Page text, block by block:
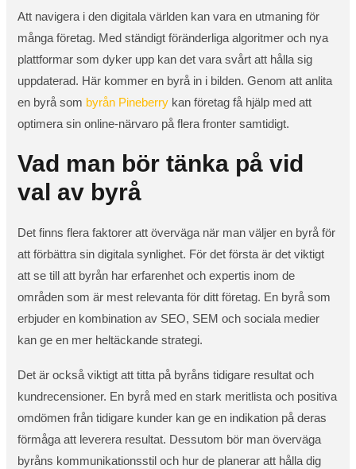
Att navigera i den digitala världen kan vara en utmaning för
många företag. Med ständigt föränderliga algoritmer och nya
plattformar som dyker upp kan det vara svårt att hålla sig
uppdaterad. Här kommer en byrå in i bilden. Genom att anlita
en byrå som byrån Pineberry kan företag få hjälp med att
optimera sin online-närvaro på flera fronter samtidigt.
Vad man bör tänka på vid
val av byrå
Det finns flera faktorer att överväga när man väljer en byrå för
att förbättra sin digitala synlighet. För det första är det viktigt
att se till att byrån har erfarenhet och expertis inom de
områden som är mest relevanta för ditt företag. En byrå som
erbjuder en kombination av SEO, SEM och sociala medier
kan ge en mer heltäckande strategi.
Det är också viktigt att titta på byråns tidigare resultat och
kundrecensioner. En byrå med en stark meritlista och positiva
omdömen från tidigare kunder kan ge en indikation på deras
förmåga att leverera resultat. Dessutom bör man överväga
byråns kommunikationsstil och hur de planerar att hålla dig